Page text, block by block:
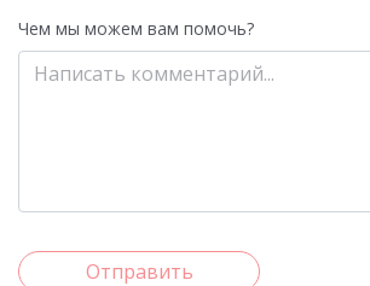
Чем мы можем вам помочь?
Отправить